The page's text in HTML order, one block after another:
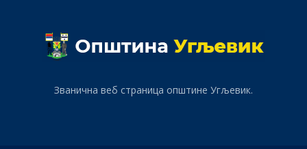
Званична веб страница општине Угљевик.